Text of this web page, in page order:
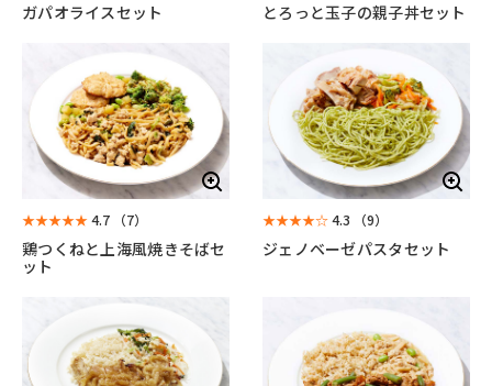
ガパオライスセット とろっと玉子の親子丼セット
★★★★★4.7 （7）
鶏つくねと上海風焼きそばセ
ット
★★★★☆4.3 （9）
ジェノベーゼパスタセット